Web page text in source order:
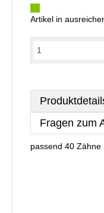
Artikel in
Fragen zum
passend 40 Zähne